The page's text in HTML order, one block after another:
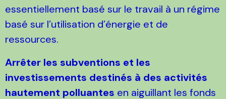
essentiellement basé sur le travail à un régime
basé sur l’utilisation d’énergie et de
ressources.
Arrêter les subventions et les
investissements destinés à des activités
hautement polluantes en aiguillant les fonds